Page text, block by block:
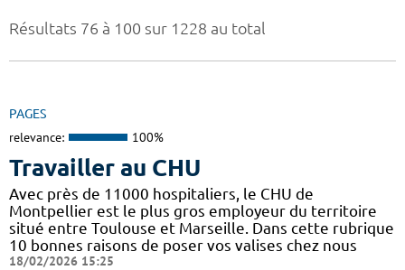
Résultats 76 à 100 sur 1228 au total
PAGES
relevance: 100%
Travailler au CHU
Avec près de 11000 hospitaliers, le CHU de
Montpellier est le plus gros employeur du territoire
situé entre Toulouse et Marseille. Dans cette rubrique
10 bonnes raisons de poser vos valises chez nous
18/02/2026 15:25